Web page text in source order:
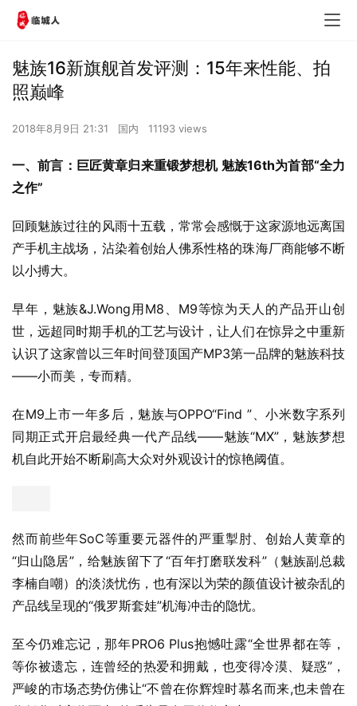
魅族16新旗舰首发评测：15年来性能、拍
照巅峰
2018年8月9日 21:31 国内 11193 views
一、前言：巨匠黄章归来重锻梦想机 魅族16th为首部“全力
之作”
回顾魅族过往的风雨十五载，常常会感慨于这家源地远离国
产手机主战场，沾染着创始人佛系性格的珠海厂商能够不断
以小搏大。
早年，魅族&J.Wong用M8、M9等惊为天人的产品开山创
世，远超同时期手机的工艺与设计，让人们在惊异之中重新
认识了这家曾以三年时间登顶国产MP3第一品牌的魅族科技
——小而美，专而精。
在M9上市一年多后，魅族与OPPO“Find ”、小米数字系列
同期正式开启最经典一代产品线——魅族“MX”，魅族梦想
机自此开始不断刷高大众对外观设计的惊艳阈值。
然而前些年SoC等重要元器件的严重掣肘、创始人黄章的
“归山隐居”，给魅族留下了“百年打磨联发科”（魅族副总裁
李楠自嘲）的淡淡忧伤，也有深以为荣的颜值设计被杂乱的
产品线呈现的“俄罗斯套娃”机海冲击的隐忧。
至今仍难忘记，那年PRO6 Plus抱憾吐露“全世界都在等，
等你被遗忘，连曾经的热爱和拥戴，也变得冷漠、疑惑”，
严峻的市场态势仿佛让“不曾在你辉煌时慕名而来,也未曾在